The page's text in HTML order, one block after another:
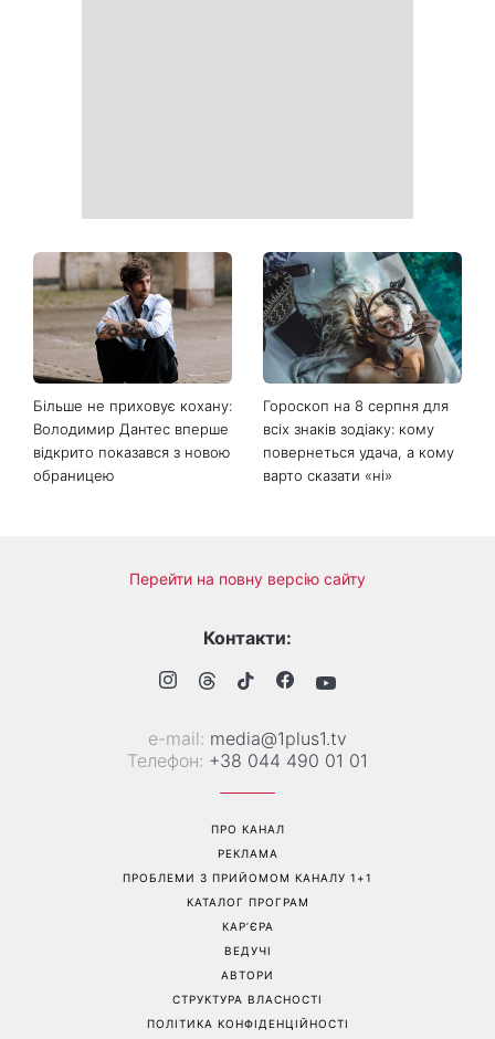
Коли немає кондиціонера:
3 прості способи
охолодити квартиру в
спеку
Погода різко зміниться на
вихідних: у яких областях
України вдарять зливи з
градом
Більше не приховує кохану:
Володимир Дантес вперше
відкрито показався з новою
Гороскоп на 8 серпня для
всіх знаків зодіаку: кому
повернеться удача, а кому
варто сказати «ні»